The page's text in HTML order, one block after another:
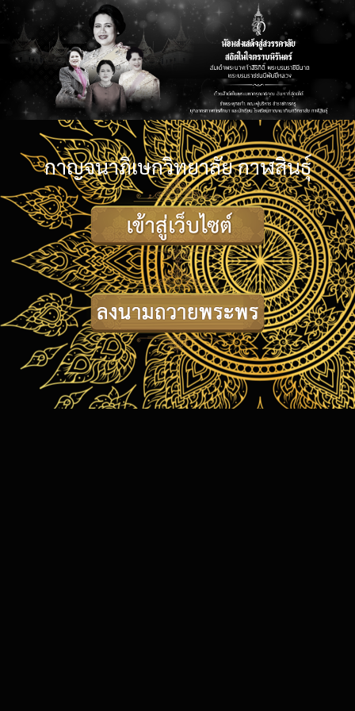
กาญจนาภิเษกวิทยาลัย กาฬสินธุ์